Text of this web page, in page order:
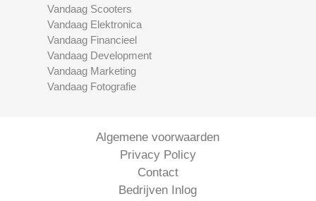
Vandaag Scooters
Vandaag Elektronica
Vandaag Financieel
Vandaag Development
Vandaag Marketing
Vandaag Fotografie
Algemene voorwaarden
Privacy Policy
Contact
Bedrijven Inlog